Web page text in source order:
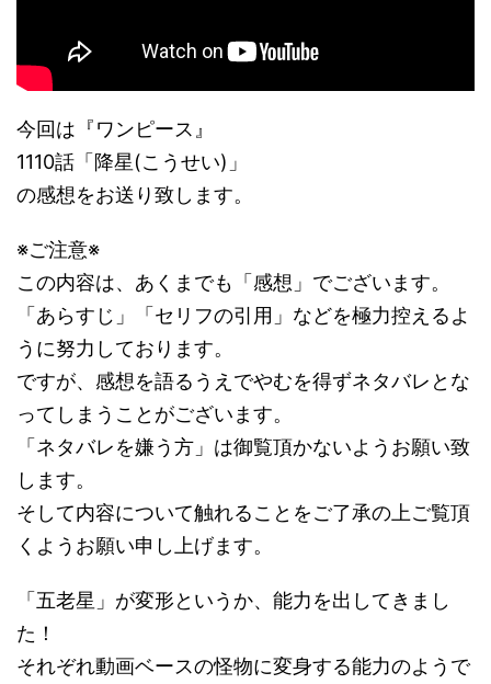
今回は『ワンピース』
1110話「降星(こうせい)」
の感想をお送り致します。
※ご注意※
この内容は、あくまでも「感想」でございます。
「あらすじ」「セリフの引用」などを極力控えるよ
うに努力しております。
ですが、感想を語るうえでやむを得ずネタバレとな
ってしまうことがございます。
「ネタバレを嫌う方」は御覧頂かないようお願い致
します。
そして内容について触れることをご了承の上ご覧頂
くようお願い申し上げます。
「五老星」が変形というか、能力を出してきまし
た！
それぞれ動画ベースの怪物に変身する能力のようで